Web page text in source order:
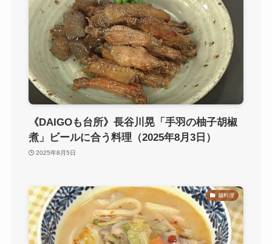
《DAIGOも台所》長谷川晃「手羽の柚子胡椒
煮」ビールに合う料理（2025年8月3日）
2025年8月5日
麺料理